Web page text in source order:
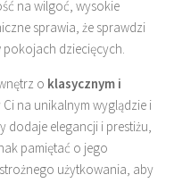
na wilgoć, wysokie
sprawia, że sprawdzi
dziecięcych.
o klasycznym i
Ci na unikalnym wyglądzie i
elegancji i prestiżu,
pamiętać o jego
użytkowania, aby